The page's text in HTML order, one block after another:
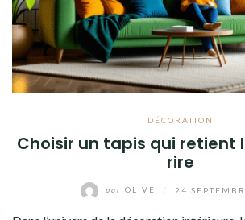
DÉCORATION
Choisir un tapis qui retient
rire
par OLIVE 24